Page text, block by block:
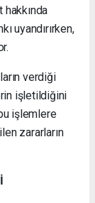
uyandırırken,
verdiği
işletildiğini
işlemlere
zararların